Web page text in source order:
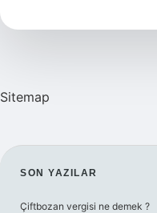
Anlamı
Sitemap
SIDEBAR
SON YAZILAR
Çiftbozan vergisi ne demek ?